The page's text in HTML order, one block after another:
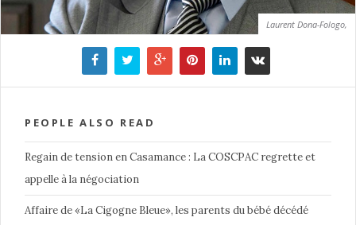
Laurent Dona-Fologo,
PEOPLE ALSO READ
Regain de tension en Casamance : La COSCPAC regrette et
appelle à la négociation
Affaire de «La Cigogne Bleue», les parents du bébé décédé